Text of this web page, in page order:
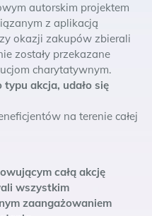
autorskim projektem
z aplikacją
okazji zakupów zbierali
zostały przekazane
charytatywnym.
akcja, udało się
na terenie całej
całą akcję
wszystkim
zaangażowaniem